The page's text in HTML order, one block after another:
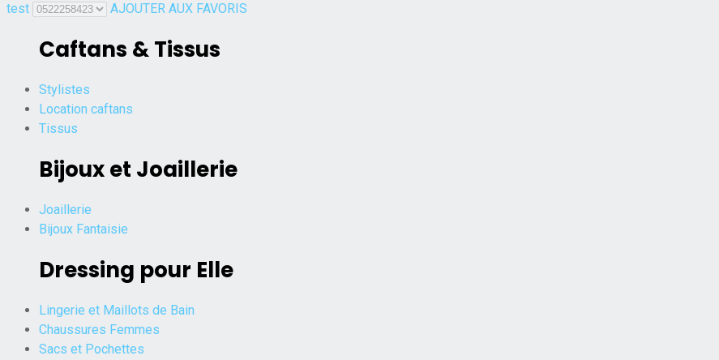
test AJOUTER AUX FAVORIS
Caftans & Tissus
Stylistes
Location caftans
Tissus
Bijoux et Joaillerie
Joaillerie
Bijoux Fantaisie
Dressing pour Elle
Lingerie et Maillots de Bain
Chaussures Femmes
Sacs et Pochettes